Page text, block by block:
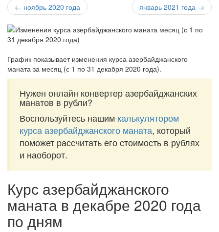
← ноябрь 2020 года январь 2021 года →
График показывает изменения курса азербайджанского
маната за месяц (с 1 по 31 декабря 2020 года).
Нужен онлайн конвертер азербайджанских
манатов в рубли?
Воспользуйтесь нашим калькулятором
курса азербайджанского маната, который
поможет рассчитать его стоимость в рублях
и наоборот.
Курс азербайджанского
маната в декабре 2020 года
по дням